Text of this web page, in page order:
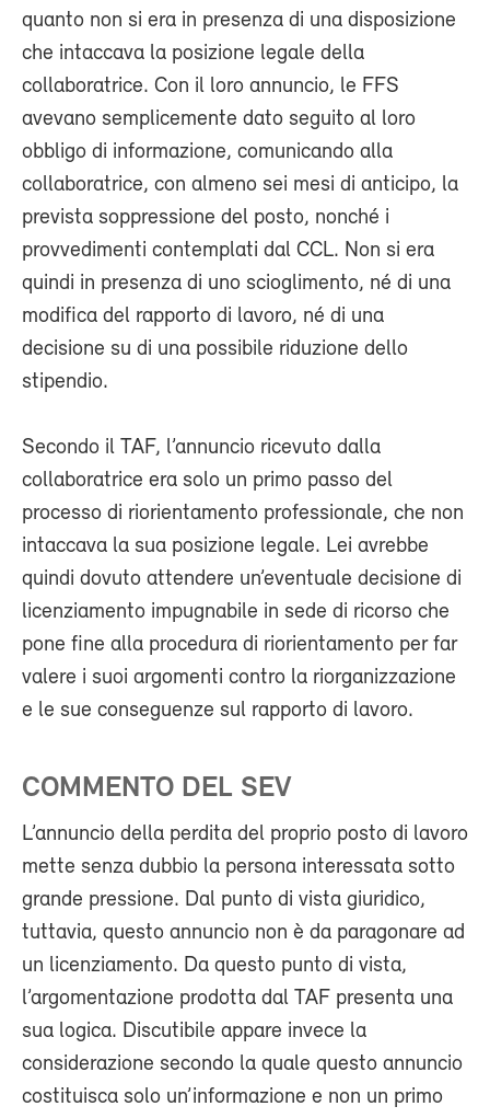
quanto non si era in presenza di una disposizione
che intaccava la posizione legale della
collaboratrice. Con il loro annuncio, le FFS
avevano semplicemente dato seguito al loro
obbligo di informazione, comunicando alla
collaboratrice, con almeno sei mesi di anticipo, la
prevista soppressione del posto, nonché i
provvedimenti contemplati dal CCL. Non si era
quindi in presenza di uno scioglimento, né di una
modifica del rapporto di lavoro, né di una
decisione su di una possibile riduzione dello
stipendio.
Secondo il TAF, l’annuncio ricevuto dalla
collaboratrice era solo un primo passo del
processo di riorientamento professionale, che non
intaccava la sua posizione legale. Lei avrebbe
quindi dovuto attendere un’eventuale decisione di
licenziamento impugnabile in sede di ricorso che
pone fine alla procedura di riorientamento per far
valere i suoi argomenti contro la riorganizzazione
e le sue conseguenze sul rapporto di lavoro.
COMMENTO DEL SEV
L’annuncio della perdita del proprio posto di lavoro
mette senza dubbio la persona interessata sotto
grande pressione. Dal punto di vista giuridico,
tuttavia, questo annuncio non è da paragonare ad
un licenziamento. Da questo punto di vista,
l’argomentazione prodotta dal TAF presenta una
sua logica. Discutibile appare invece la
considerazione secondo la quale questo annuncio
costituisca solo un’informazione e non un primo